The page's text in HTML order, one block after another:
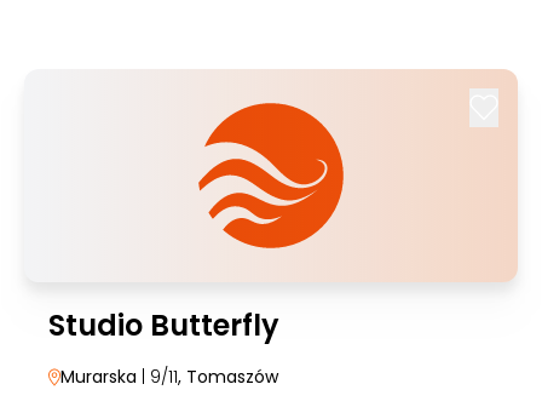
Studio Butterfly
Murarska | 9/11, Tomaszów